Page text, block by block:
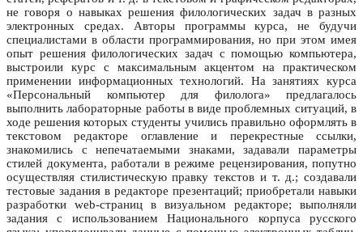
не говоря о навыках решения филологических задач в разных
электронных средах. Авторы программы курса, не будучи
специалистами в области программирования, но при этом имея
опыт решения филологических задач с помощью компьютера,
выстроили курс с максимальным акцентом на практическом
применении информационных технологий. На занятиях курса
«Персональный компьютер для филолога» предлагалось
выполнить лабораторные работы в виде проблемных ситуаций, в
ходе решения которых студенты учились правильно оформлять в
текстовом редакторе оглавление и перекрестные ссылки,
знакомились с непечатаемыми знаками, задавали параметры
стилей документа, работали в режиме рецензирования, попутно
осуществляя стилистическую правку текстов и т. д.; создавали
тестовые задания в редакторе презентаций; приобретали навыки
разработки web-страниц в визуальном редакторе; выполняли
задания с использованием Национального корпуса русского